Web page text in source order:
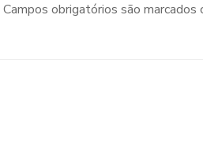
Campos obrigatórios são marcados